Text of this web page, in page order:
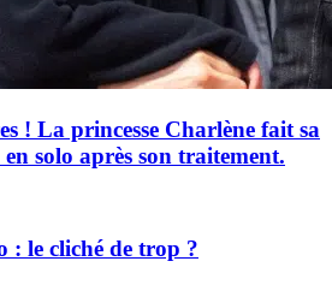
! La princesse Charlène fait sa
solo après son traitement.
: le cliché de trop ?